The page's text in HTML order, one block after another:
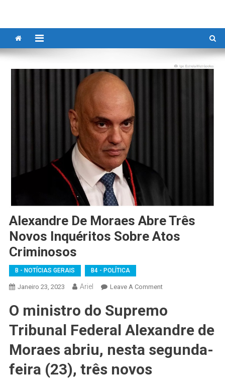
Alexandre De Moraes Abre Três
Novos Inquéritos Sobre Atos
Criminosos
B - NOTÍCIAS GERAIS B4 - POLÍTICA
Janeiro 23, 2023 Ariel Leave A CommentOn
De
Abre
Novos
O ministro do Supremo
Tribunal Federal Alexandre de
Moraes abriu, nesta segunda-
feira (23), três novos